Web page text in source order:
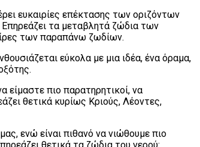
ευκαιρίες επέκτασης των οριζόντων
Επηρεάζει τα μεταβλητά ζώδια των
των παραπάνω ζωδίων.
εύκολα με μια ιδέα, ένα όραμα,
είμαστε πιο παρατηρητικοί, να
θετικά κυρίως Κριούς, Λέοντες,
ενώ είναι πιθανό να νιώθουμε πιο
θετικά τα ζώδια του νερού: